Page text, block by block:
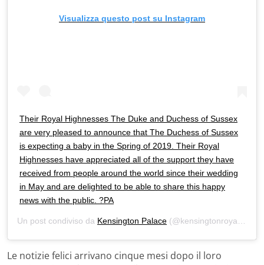
Visualizza questo post su Instagram
Their Royal Highnesses The Duke and Duchess of Sussex
are very pleased to announce that The Duchess of Sussex
is expecting a baby in the Spring of 2019. Their Royal
Highnesses have appreciated all of the support they have
received from people around the world since their wedding
in May and are delighted to be able to share this happy
news with the public. ?PA
Un post condiviso da Kensington Palace (@kensingtonroyal) in data:
Le notizie felici arrivano cinque mesi dopo il loro